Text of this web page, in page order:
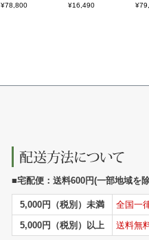
¥78,800 ¥16,490
■宅配便：送料600円(一部地域を
5,000円（税別）未満
全国一
5,000円（税別）以上
送料無